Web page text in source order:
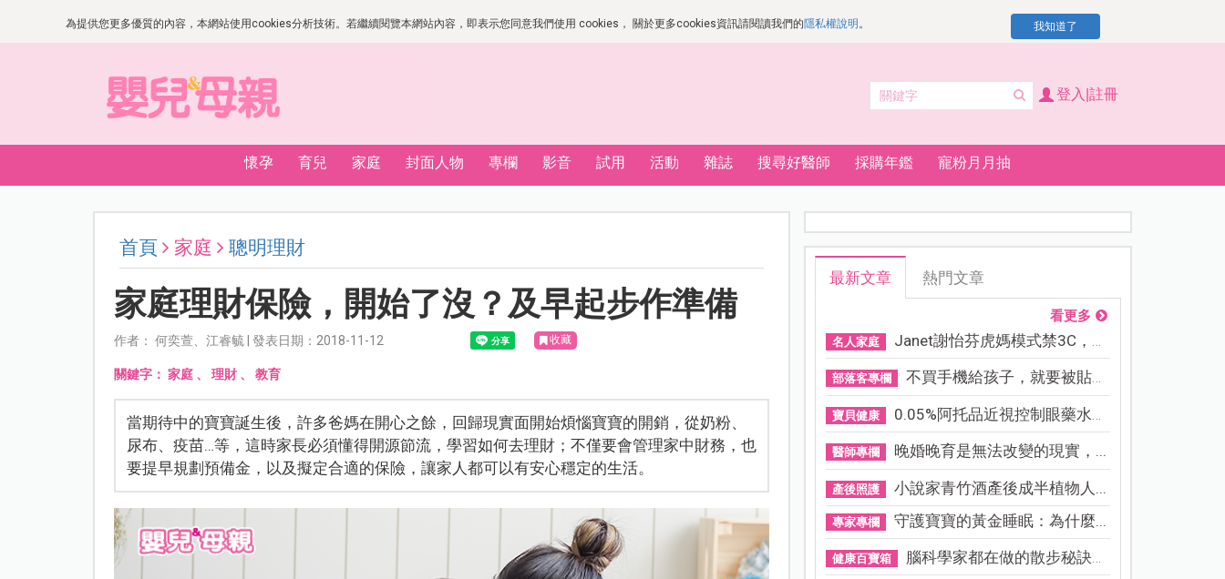
為提供您更多優質的內容，本網站使用cookies分析技術。若繼續閱覽本網站內容，即表示您同意我們使用 cookies， 關於更多cookies資訊請閱讀我們的隱私權說明 。 我知道了
登入|註冊
懷孕 育兒 家庭 封面人物 專欄 影音 試用 活動 雜誌 搜尋好醫師 採購年鑑 寵粉月月抽
首頁 家庭 聰明理財
家庭理財保險，開始了沒？及早起步作準備
作者： 何奕萱、江睿毓 | 發表日期：2018-11-12 收藏
關鍵字： 家庭、 理財、 教育
當期待中的寶寶誕生後，許多爸媽在開心之餘，回歸現實面開始煩惱寶寶的開銷，從奶粉、
尿布、疫苗…等，這時家長必須懂得開源節流，學習如何去理財；不僅要會管理家中財務，也
要提早規劃預備金，以及擬定合適的保險，讓家人都可以有安心穩定的生活。
最新文章 熱門文章
看更多
名人家庭 Janet謝怡芬虎媽模式禁3C，看...
部落客專欄 不買手機給孩子，就要被貼「...
寶貝健康 0.05%阿托品近視控制眼藥水納...
醫師專欄 晚婚晚育是無法改變的現實，...
產後照護 小說家青竹酒產後成半植物人...
專家專欄 守護寶寶的黃金睡眠：為什麼...
健康百寶箱 腦科學家都在做的散步秘訣！...